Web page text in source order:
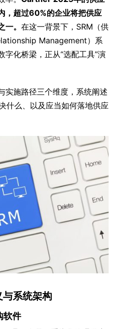
，超过60%的企业将把供应
。 在这一背景下， SRM（供
Management）系
字化桥梁，正从“选配工具”演
实施路径三个维度，系统阐述
什么、以及应当如何落地供应
系统架构
软件